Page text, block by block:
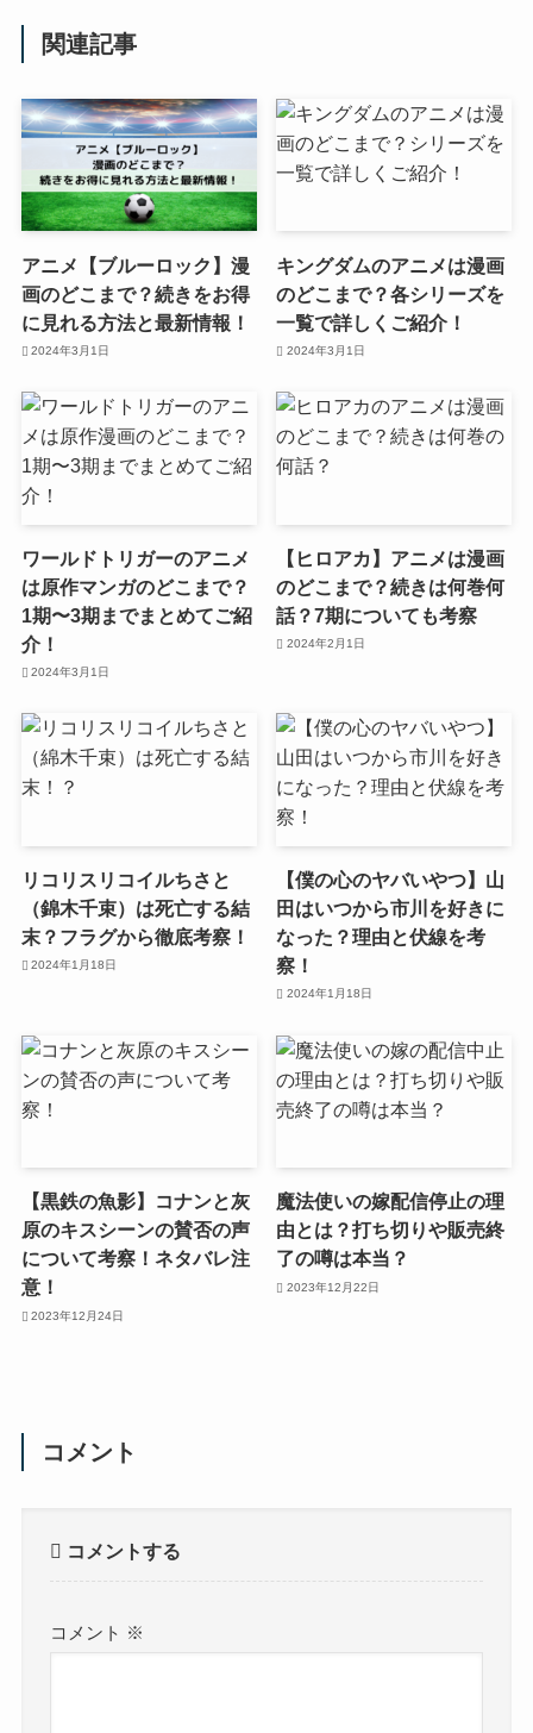
関連記事
アニメ【ブルーロック】漫
画のどこまで？続きをお得
に見れる方法と最新情報！
2024年3月1日
キングダムのアニメは漫画
のどこまで？各シリーズを
一覧で詳しくご紹介！
2024年3月1日
ワールドトリガーのアニメ
は原作マンガのどこまで？
1期〜3期までまとめてご紹
介！
2024年3月1日
【ヒロアカ】アニメは漫画
のどこまで？続きは何巻何
話？7期についても考察
2024年2月1日
リコリスリコイルちさと
（錦木千束）は死亡する結
末？フラグから徹底考察！
2024年1月18日
【僕の心のヤバいやつ】山
田はいつから市川を好きに
なった？理由と伏線を考
察！
2024年1月18日
【黒鉄の魚影】コナンと灰
原のキスシーンの賛否の声
について考察！ネタバレ注
意！
2023年12月24日
魔法使いの嫁配信停止の理
由とは？打ち切りや販売終
了の噂は本当？
2023年12月22日
コメント
コメントする
コメント ※